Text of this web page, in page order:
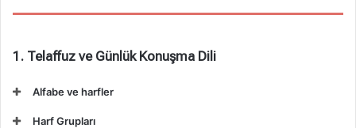
1. Telaffuz ve Günlük Konuşma Dili
Alfabe ve harfler
Harf Grupları